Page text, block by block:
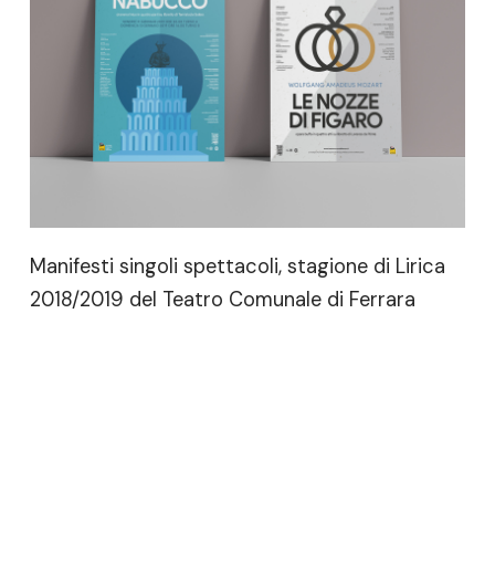
Manifesti singoli spettacoli, stagione di Lirica
2018/2019 del Teatro Comunale di Ferrara